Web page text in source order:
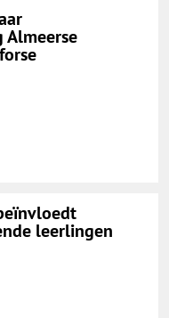
Almeerse
leerlingen